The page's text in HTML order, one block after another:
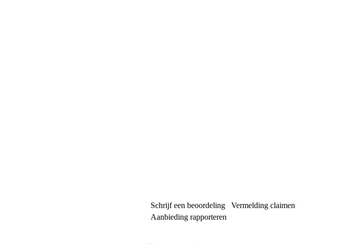
Schrijf een beoordeling
Vermelding claimen
Aanbieding rapporteren